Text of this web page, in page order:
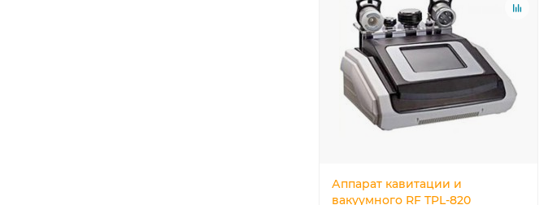
Аппарат кавитации и
вакуумного RF TPL-820